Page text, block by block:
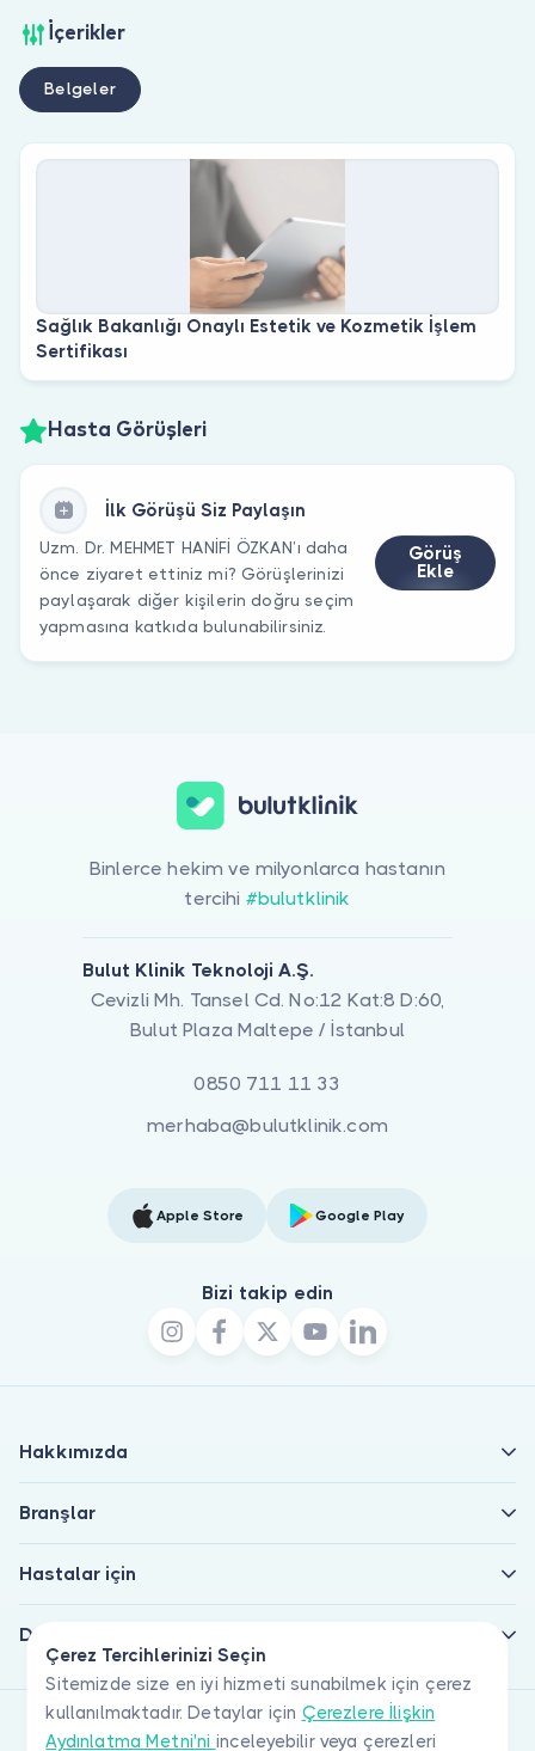
İçerikler
Belgeler
Sağlık Bakanlığı Onaylı Estetik ve Kozmetik İşlem
Sertifikası
Hasta Görüşleri
İlk Görüşü Siz Paylaşın
Uzm. Dr. MEHMET HANİFİ ÖZKAN’ı daha
önce ziyaret ettiniz mi? Görüşlerinizi
paylaşarak diğer kişilerin doğru seçim
yapmasına katkıda bulunabilirsiniz.
Görüş
Ekle
Çerez Tercihlerinizi Seçin
Sitemizde size en iyi hizmeti sunabilmek için çerez
kullanılmaktadır. Detaylar için Çerezlere İlişkin
Aydınlatma Metni'ni inceleyebilir veya çerezleri
Binlerce hekim ve milyonlarca hastanın
tercihi #bulutklinik
Bulut Klinik Teknoloji A.Ş.
Cevizli Mh. Tansel Cd. No:12 Kat:8 D:60,
Bulut Plaza Maltepe / İstanbul
0850 711 11 33
merhaba@bulutklinik.com
Apple Store Google Play
Bizi takip edin
Hakkımızda
Branşlar
Hastalar için
Doktorlar için